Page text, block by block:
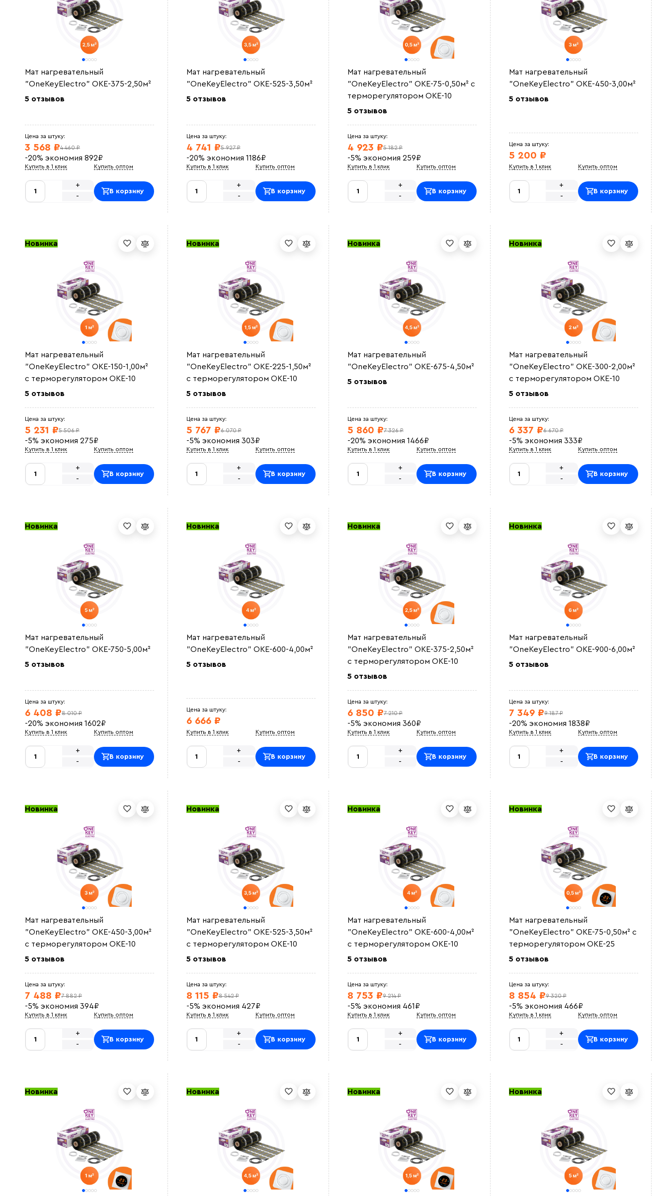
Мат нагревательный
"OneKeyElectro" OKE-375-2,50м²
5 отзывов
Цена за штуку:
4 460 ₽
3 568 ₽
-20% экономия 892₽
Купить в 1 клик Купить оптом
-
+
В корзину
Мат нагревательный
"OneKeyElectro" OKE-525-3,50м²
5 отзывов
Цена за штуку:
5 927 ₽
4 741 ₽
-20% экономия 1186₽
Купить в 1 клик Купить оптом
-
+
В корзину
Мат нагревательный
"OneKeyElectro" OKE-75-0,50м² с
терморегулятором OKE-10
5 отзывов
Цена за штуку:
5 182 ₽
4 923 ₽
-5% экономия 259₽
Купить в 1 клик Купить оптом
-
+
В корзину
Мат нагревательный
"OneKeyElectro" OKE-450-3,00м²
5 отзывов
Цена за штуку:
5 200 ₽
Купить в 1 клик Купить оптом
-
+
В корзину
Новинка
Мат нагревательный
"OneKeyElectro" OKE-150-1,00м²
с терморегулятором OKE-10
5 отзывов
Цена за штуку:
5 506 ₽
5 231 ₽
-5% экономия 275₽
Купить в 1 клик Купить оптом
-
+
В корзину
Новинка
Мат нагревательный
"OneKeyElectro" OKE-225-1,50м²
с терморегулятором OKE-10
5 отзывов
Цена за штуку:
6 070 ₽
5 767 ₽
-5% экономия 303₽
Купить в 1 клик Купить оптом
-
+
В корзину
Новинка
Мат нагревательный
"OneKeyElectro" OKE-675-4,50м²
5 отзывов
Цена за штуку:
7 326 ₽
5 860 ₽
-20% экономия 1466₽
Купить в 1 клик Купить оптом
-
+
В корзину
Новинка
Мат нагревательный
"OneKeyElectro" OKE-300-2,00м²
с терморегулятором OKE-10
5 отзывов
Цена за штуку:
6 670 ₽
6 337 ₽
-5% экономия 333₽
Купить в 1 клик Купить оптом
-
+
В корзину
Новинка
Мат нагревательный
"OneKeyElectro" OKE-750-5,00м²
5 отзывов
Цена за штуку:
8 010 ₽
6 408 ₽
-20% экономия 1602₽
Купить в 1 клик Купить оптом
-
+
В корзину
Новинка
Мат нагревательный
"OneKeyElectro" OKE-600-4,00м²
5 отзывов
Цена за штуку:
6 666 ₽
Купить в 1 клик Купить оптом
-
+
В корзину
Новинка
Мат нагревательный
"OneKeyElectro" OKE-375-2,50м²
с терморегулятором OKE-10
5 отзывов
Цена за штуку:
7 210 ₽
6 850 ₽
-5% экономия 360₽
Купить в 1 клик Купить оптом
-
+
В корзину
Новинка
Мат нагревательный
"OneKeyElectro" OKE-900-6,00м²
5 отзывов
Цена за штуку:
9 187 ₽
7 349 ₽
-20% экономия 1838₽
Купить в 1 клик Купить оптом
-
+
В корзину
Новинка
Мат нагревательный
"OneKeyElectro" OKE-450-3,00м²
с терморегулятором OKE-10
5 отзывов
Цена за штуку:
7 882 ₽
7 488 ₽
-5% экономия 394₽
Купить в 1 клик Купить оптом
-
+
В корзину
Новинка
Мат нагревательный
"OneKeyElectro" OKE-525-3,50м²
с терморегулятором OKE-10
5 отзывов
Цена за штуку:
8 542 ₽
8 115 ₽
-5% экономия 427₽
Купить в 1 клик Купить оптом
-
+
В корзину
Новинка
Мат нагревательный
"OneKeyElectro" OKE-600-4,00м²
с терморегулятором OKE-10
5 отзывов
Цена за штуку:
9 214 ₽
8 753 ₽
-5% экономия 461 ₽
Купить в 1 клик Купить оптом
-
+
В корзину
Новинка
Мат нагревательный
"OneKeyElectro" OKE-75-0,50м² с
терморегулятором OKE-25
5 отзывов
Цена за штуку:
9 320 ₽
8 854 ₽
-5% экономия 466₽
Купить в 1 клик Купить оптом
-
+
В корзину
Новинка Новинка Новинка Новинка